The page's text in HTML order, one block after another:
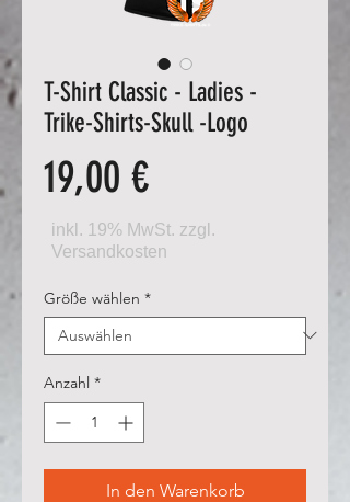
T-Shirt Classic - Ladies -
Trike-Shirts-Skull -Logo
19,00 €Preis
Größe wählen *
Anzahl *
In den Warenkorb